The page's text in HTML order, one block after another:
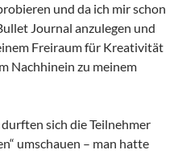
und da ich mir schon
Journal anzulegen und
Freiraum für Kreativität
Nachhinein zu meinem
sich die Teilnehmer
umschauen – man hatte